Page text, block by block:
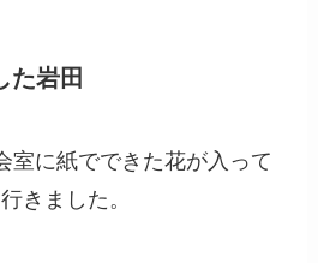
た岩田
室に紙でできた花が入って
きました。